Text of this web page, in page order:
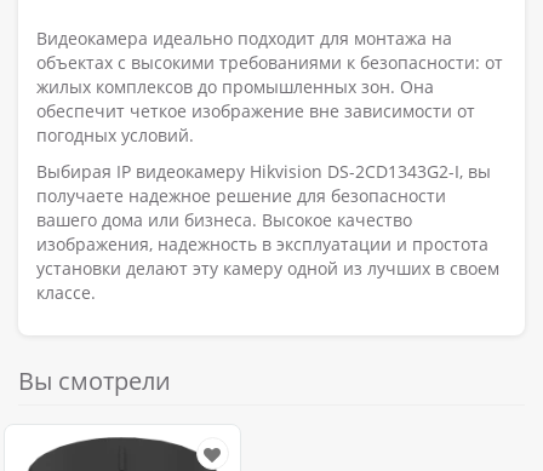
Видеокамера идеально подходит для монтажа на
объектах с высокими требованиями к безопасности: от
жилых комплексов до промышленных зон. Она
обеспечит четкое изображение вне зависимости от
погодных условий.
Выбирая IP видеокамеру Hikvision DS-2CD1343G2-I, вы
получаете надежное решение для безопасности
вашего дома или бизнеса. Высокое качество
изображения, надежность в эксплуатации и простота
установки делают эту камеру одной из лучших в своем
классе.
Вы смотрели